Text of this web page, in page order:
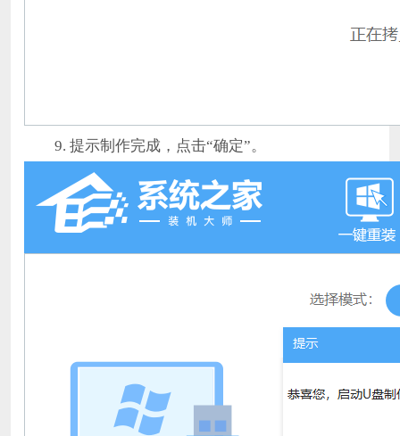
9. 提示制作完成，点击“确定”。